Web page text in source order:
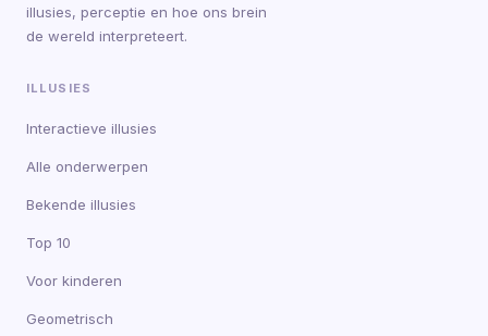
illusies, perceptie en hoe ons brein
de wereld interpreteert.
ILLUSIES
Interactieve illusies
Alle onderwerpen
Bekende illusies
Top 10
Voor kinderen
Geometrisch